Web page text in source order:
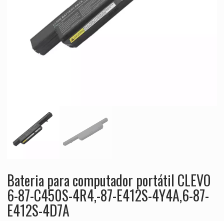
Bateria para computador portátil CLEVO
6-87-C450S-4R4,-87-E412S-4Y4A,6-87-
E412S-4D7A